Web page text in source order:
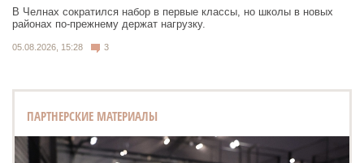
В Челнах сократился набор в первые классы, но школы в новых
районах по-прежнему держат нагрузку.
05.08.2026, 15:28 3
ПАРТНЕРСКИЕ МАТЕРИАЛЫ